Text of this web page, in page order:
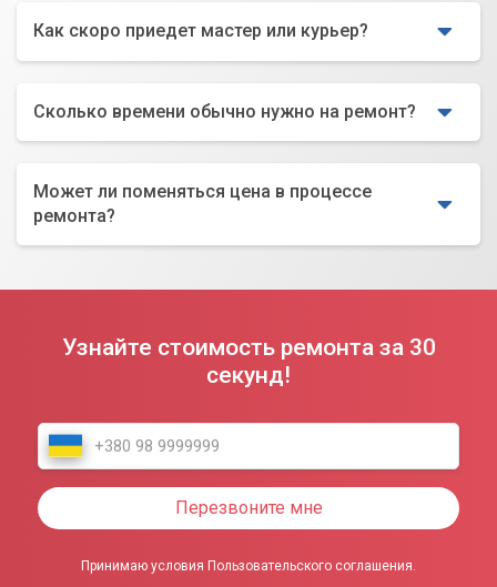
Как скоро приедет мастер или курьер?
Сколько времени обычно нужно на ремонт?
Может ли поменяться цена в процессе
ремонта?
Узнайте стоимость ремонта за 30
секунд!
Перезвоните мне
Принимаю условия Пользовательского соглашения.